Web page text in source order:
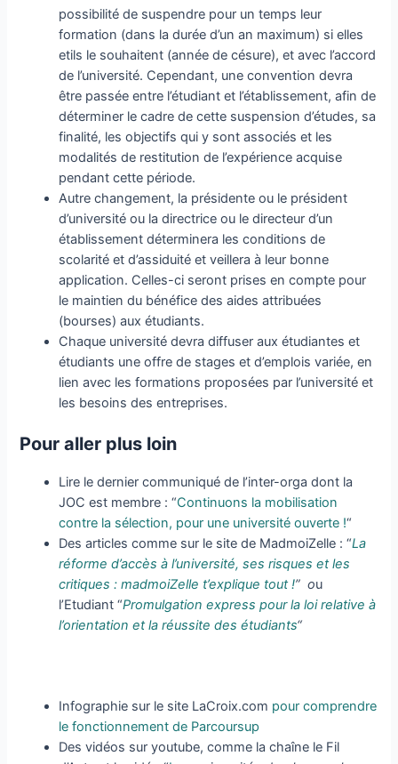
possibilité de suspendre pour un temps leur
formation (dans la durée d’un an maximum) si elles
etils le souhaitent (année de césure), et avec l’accord
de l’université. Cependant, une convention devra
être passée entre l’étudiant et l’établissement, afin de
déterminer le cadre de cette suspension d’études, sa
finalité, les objectifs qui y sont associés et les
modalités de restitution de l’expérience acquise
pendant cette période.
Autre changement, la présidente ou le président
d’université ou la directrice ou le directeur d’un
établissement déterminera les conditions de
scolarité et d’assiduité et veillera à leur bonne
application. Celles-ci seront prises en compte pour
le maintien du bénéfice des aides attribuées
(bourses) aux étudiants.
Chaque université devra diffuser aux étudiantes et
étudiants une offre de stages et d’emplois variée, en
lien avec les formations proposées par l’université et
les besoins des entreprises.
Pour aller plus loin
Lire le dernier communiqué de l’inter-orga dont la
JOC est membre : “Continuons la mobilisation
contre la sélection, pour une université ouverte !“
Des articles comme sur le site de MadmoiZelle : “La
réforme d’accès à l’université, ses risques et les
critiques : madmoiZelle t’explique tout !” ou
l’Etudiant “Promulgation express pour la loi relative à
l’orientation et la réussite des étudiants“
Infographie sur le site LaCroix.com pour comprendre
le fonctionnement de Parcoursup
Des vidéos sur youtube, comme la chaîne le Fil